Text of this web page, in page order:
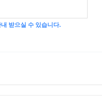
받으실 수 있습니다.